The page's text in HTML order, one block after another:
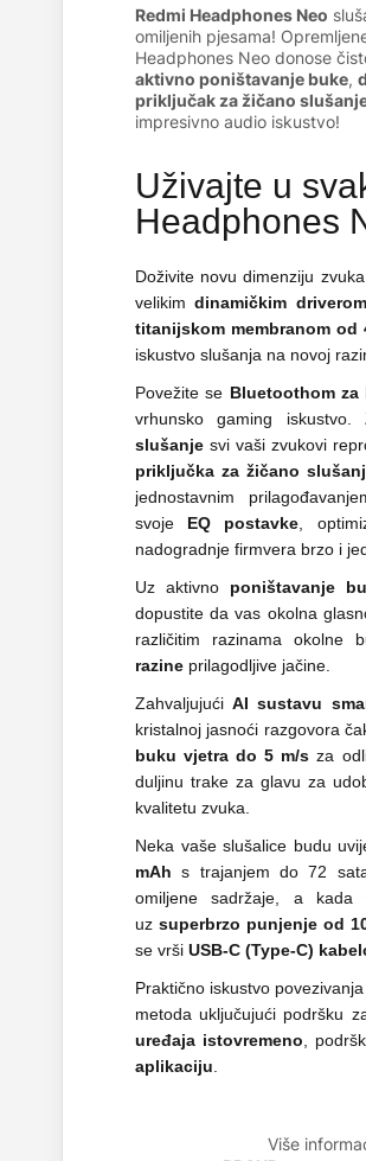
Redmi Headphones Neo
omiljenih pjesama!
Headphones Neo donose
aktivno poništavanje buke,
priključak za žičano
impresivno audio iskustvo!
Uživajte u
Headphones
Doživite novu dimenziju
velikimdinamičkim driverom
titanijskom membranom od
iskustvo slušanja na novoj
Povežite se Bluetoothom za
vrhunsko gaming iskustvo.
slušanje svi vaši zvukovi
priključka za žičano
jednostavnim
svoje EQ postavke ,
nadogradnje firmvera brzo i
Uz aktivno poništavanje
dopustite da vas okolna
različitim razinama okolne
razine prilagodljive jačine.
ZahvaljujućiAI sustavu
kristalnoj jasnoći razgovora
buku vjetra do 5 m/s za
duljinu trake za glavu za
kvalitetu zvuka.
Neka vaše slušalice budu
mAhs trajanjem do 72
omiljene sadržaje, a
uz superbrzo punjenje od
se vrši USB-C (Type-C)
Praktično iskustvo
metoda uključujući podršku
uređaja istovremeno ,
aplikaciju
Više